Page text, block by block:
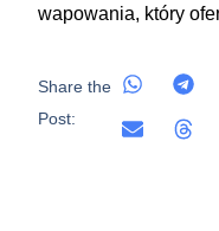
wapowania, który
Share the
Post: